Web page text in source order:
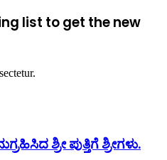
list to get the new
ಶ್ರೀ ಪುತ್ತಿಗೆ ಶ್ರೀಗಳು.